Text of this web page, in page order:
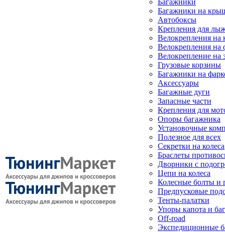
Багажники
Багажники на
Автобоксы
Крепления для
Велокрепления
Велокрепления на
Велокрепление на
Грузовые корзины
Багажники на
Аксессуары
Багажные дуги
Запасные части
Крепления для
Опоры багажника
Установочные
Полезное для всех
Секретки на колеса
Браслеты
Дворники с
Цепи на колеса
Колесные болты и
Предпусковые
Тенты-палатки
Упоры капота и
Off-road
Экспедиционные